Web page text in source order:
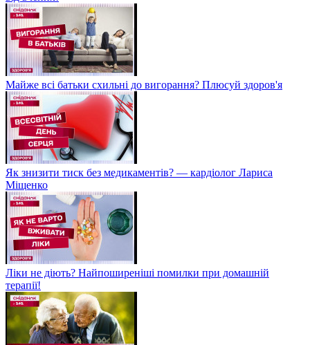
Майже всі батьки схильні до вигорання? Плюсуй здоров'я
Як знизити тиск без медикаментів? — кардіолог Лариса
Міщенко
Ліки не діють? Найпоширеніші помилки при домашній
терапії!